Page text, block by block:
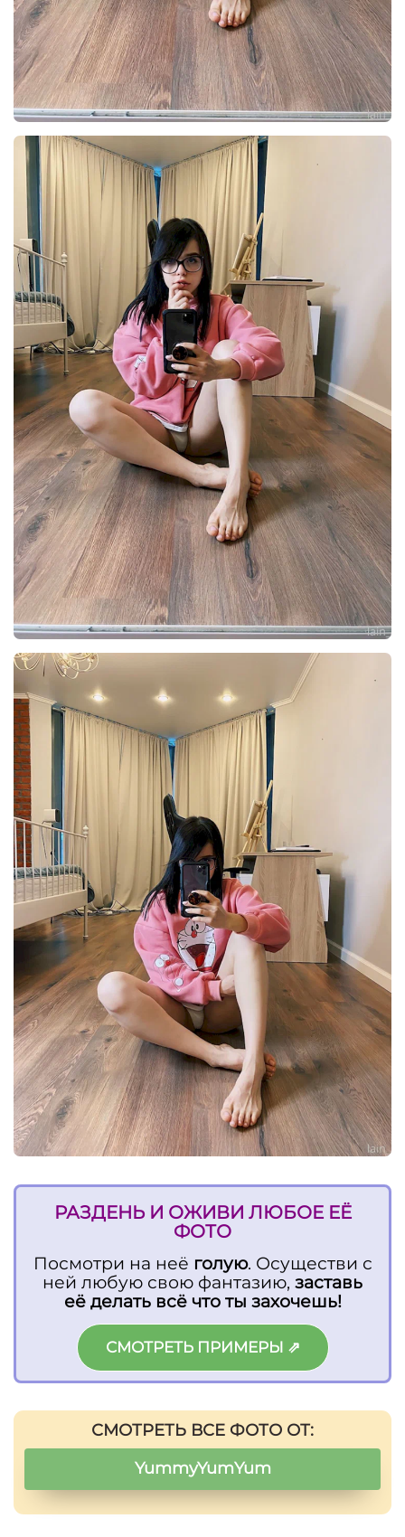
РАЗДЕНЬ И ОЖИВИ ЛЮБОЕ ЕЁ
ФОТО
Посмотри на неё голую. Осуществи с
ней любую свою фантазию, заставь
её делать всё что ты захочешь!
СМОТРЕТЬ ПРИМЕРЫ ⇗
СМОТРЕТЬ ВСЕ ФОТО ОТ:
YummyYumYum